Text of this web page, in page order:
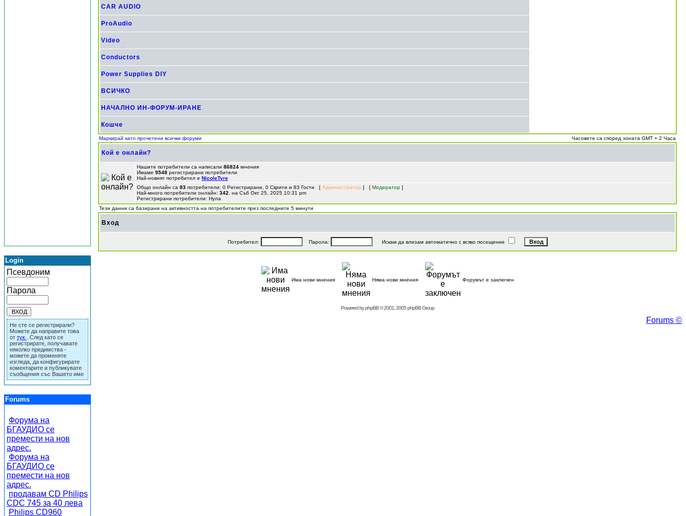
Login
Псевдоним
Парола
Не сте се регистрирали?
Можете да направите това
от тук
. След като се
регистрирате, получавате
няколко предимства -
можете да променяте
изгледа, да конфигурирате
коментарите и публикувате
съобщения със Вашето име
Forums
Форума на
БГАУДИО се
премести на нов
адрес.
Форума на
БГАУДИО се
премести на нов
адрес.
продавам CD Philips
CDC 745 за 40 лева
Philips CD960
CAR AUDIO
ProAudio
Video
Conductors
Power Supplies DIY
ВСИЧКО
НАЧАЛНО ИН-ФОРУМ-ИРАНЕ
Кошче
Маркирай като прочетени всички форуми Часовете са според зоната GMT + 2 Часа
Кой е онлайн?
Нашите потребители са написали 86824 мнения
Имаме 9548 регистрирани потребители
Най-новият потребител е NicoleTyre
Общо онлайн са 83 потребители: 0 Регистрирани, 0 Скрити и 83 Гости [ Администратор ] [ Модератор ]
Най-много потребители онлайн: 342 , на Съб Окт 25, 2025 10:31 pm
Регистрирани потребители: Нула
Тези данни са базирани на активността на потребителите през последните 5 минути
Вход
Потребител: Парола: Искам да влизам автоматично с всяко посещение
Има нови мнения Няма нови мнения Форумът е заключен
Powered byphpBB© 2001, 2005 phpBB Group
Forums ©